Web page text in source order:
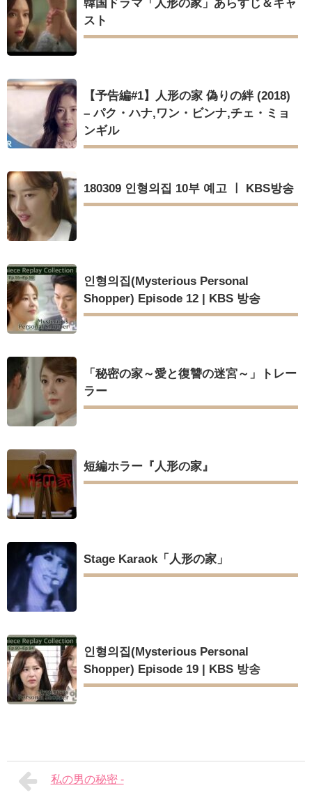
韓国ドラマ「人形の家」あらすじ＆キャ
スト
【予告編#1】人形の家 偽りの絆 (2018)
– パク・ハナ,ワン・ビンナ,チェ・ミョ
ンギル
180309 인형의집 10부 예고 ㅣ KBS방송
인형의집(Mysterious Personal
Shopper) Episode 12 | KBS 방송
「秘密の家～愛と復讐の迷宮～」トレー
ラー
短編ホラー『人形の家』
Stage Karaok「人形の家」
인형의집(Mysterious Personal
Shopper) Episode 19 | KBS 방송
私の男の秘密 -